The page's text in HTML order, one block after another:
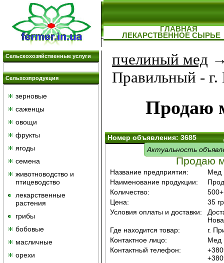
ГЛАВНАЯ
ЛЕКАРСТВЕННОЕ СЫРЬЕ
Сельскохозяйственные услуги
Сельхозпродукция
зерновые
саженцы
овощи
фрукты
ягоды
семена
животноводство и
птицеводство
лекарственные
растения
грибы
бобовые
масличные
орехи
пчелиный мед
Правильный -
Продаю
Номер объявления: 3685
Актуальность
Продаю
Название предприятия:
Мед
Наименование продукции:
Количество:
500+
Цена:
35
Условия оплаты и доставки:
Где находится товар:
г.
Контактное лицо:
Мед
Контактный телефон: